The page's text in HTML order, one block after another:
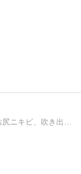
思春期ニキビ、大人ニキビ、背中ニキビからお尻ニキビ、吹き出物までニキビの改善対策方法をリサーチしていきます。 また、ニキビから肌を守るスキンケアをとことんリサ…